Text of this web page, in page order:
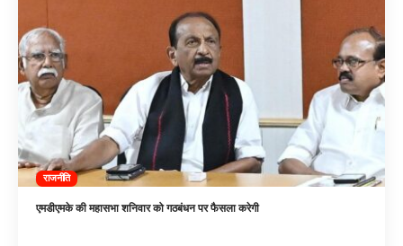
राजनीति
एमडीएमके की महासभा शनिवार को गठबंधन पर फैसला करेगी